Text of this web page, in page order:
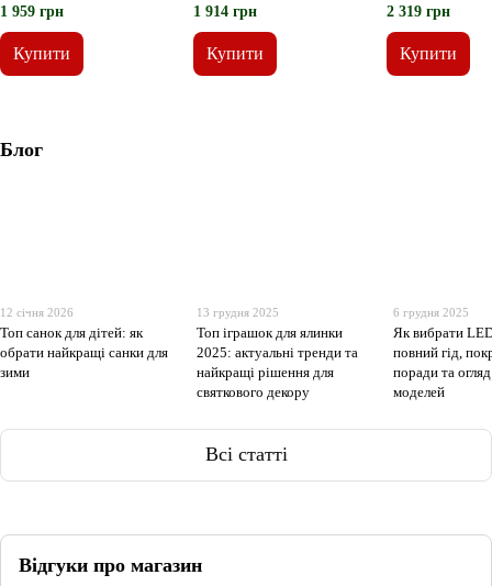
1 959 грн
Купити
1 914 грн
Купити
2 319 грн
Купити
Блог
12 січня 2026
Топ санок для дітей: як
обрати найкращі санки для
зими
13 грудня 2025
Топ іграшок для ялинки
2025: актуальні тренди та
найкращі рішення для
святкового декору
6 грудня 2025
Як вибрати
повний гід,
поради та
моделей
Всі статті
Відгуки про магазин